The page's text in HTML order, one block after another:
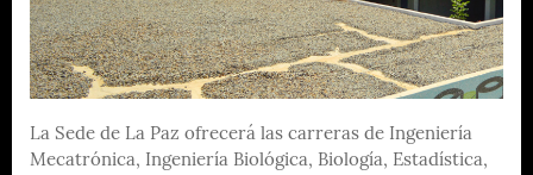
La Sede de La Paz ofrecerá las carreras de Ingeniería
Mecatrónica, Ingeniería Biológica, Biología, Estadística,